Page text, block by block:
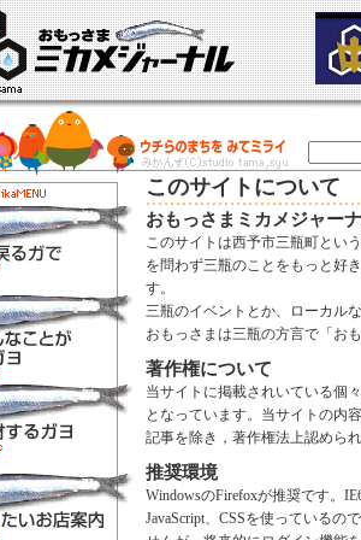
このサイトについて
おもっさまミカメジャー
このサイトは西予市三瓶町とい
を問わず三瓶のことをもっと好
す。
三瓶のイベントとか、ローカル
おもっさまは三瓶の方言で「お
著作権について
当サイトに掲載されいている個
となっています。当サイトの内
記事を除き，著作権法上認めら
推奨環境
WindowsのFirefoxが推奨です。
JavaScript、CSSを使っているの